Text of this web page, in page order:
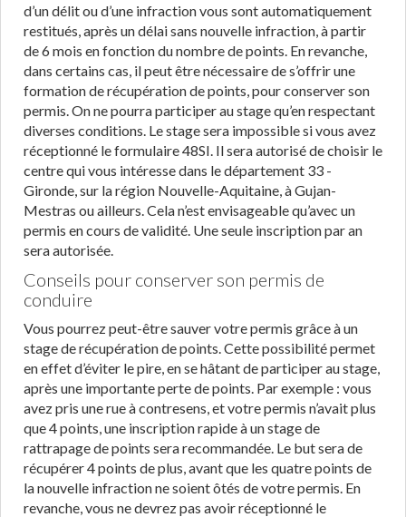
d’un délit ou d’une infraction vous sont automatiquement
restitués, après un délai sans nouvelle infraction, à partir
de 6 mois en fonction du nombre de points. En revanche,
dans certains cas, il peut être nécessaire de s’offrir une
formation de récupération de points, pour conserver son
permis. On ne pourra participer au stage qu’en respectant
diverses conditions. Le stage sera impossible si vous avez
réceptionné le formulaire 48SI. Il sera autorisé de choisir le
centre qui vous intéresse dans le département 33 -
Gironde, sur la région Nouvelle-Aquitaine, à Gujan-
Mestras ou ailleurs. Cela n’est envisageable qu’avec un
permis en cours de validité. Une seule inscription par an
sera autorisée.
Conseils pour conserver son permis de
conduire
Vous pourrez peut-être sauver votre permis grâce à un
stage de récupération de points. Cette possibilité permet
en effet d’éviter le pire, en se hâtant de participer au stage,
après une importante perte de points. Par exemple : vous
avez pris une rue à contresens, et votre permis n’avait plus
que 4 points, une inscription rapide à un stage de
rattrapage de points sera recommandée. Le but sera de
récupérer 4 points de plus, avant que les quatre points de
la nouvelle infraction ne soient ôtés de votre permis. En
revanche, vous ne devrez pas avoir réceptionné le